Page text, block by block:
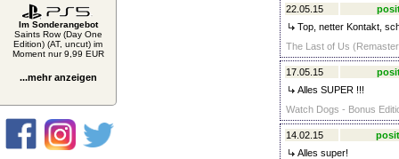
Im Sonderangebot
Saints Row (Day One
Edition) (AT, uncut) im
Moment nur 9,99 EUR
...mehr anzeigen
22.05.15
Top, netter Kontakt,
The Last of Us
17.05.15
Alles SUPER !!!
Watch Dogs - Bonus
14.02.15
Alles super!